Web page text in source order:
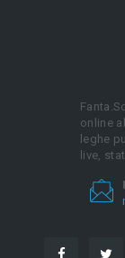
online
leghe
live,